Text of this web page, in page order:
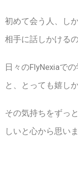
初めて会う人、し
相手に話しかける
日々のFlyNexiaで
と、とっても嬉し
その気持ちをずっ
しいと心から思いま